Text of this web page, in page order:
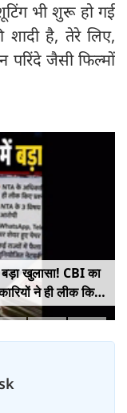
भी शुरू हो गई
है, तेरे लिए,
जैसी फिल्मों
खुलासा! CBI का
ने ही लीक किए